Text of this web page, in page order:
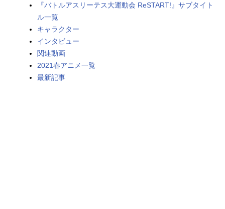
FOLLOW US
『バトルアスリーテス大運動会 ReSTART!』サブタイト
ル一覧
キャラクター
インタビュー
関連動画
2021春アニメ一覧
最新記事